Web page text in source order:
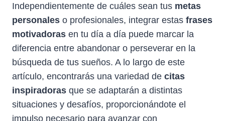
Independientemente de cuáles sean tus metas
personales o profesionales, integrar estas frases
motivadoras en tu día a día puede marcar la
diferencia entre abandonar o perseverar en la
búsqueda de tus sueños. A lo largo de este
artículo, encontrarás una variedad de citas
inspiradoras que se adaptarán a distintas
situaciones y desafíos, proporcionándote el
impulso necesario para avanzar con